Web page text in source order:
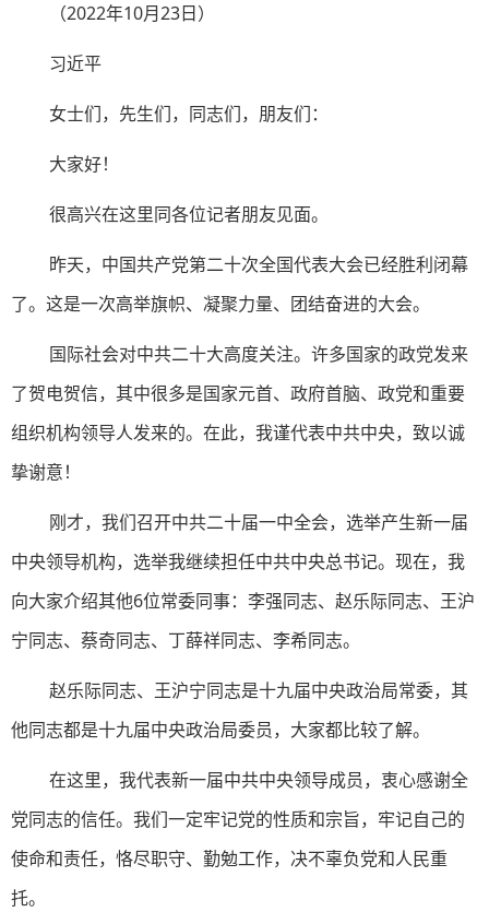
（2022年10月23日）
习近平
女士们，先生们，同志们，朋友们：
大家好！
很高兴在这里同各位记者朋友见面。
昨天，中国共产党第二十次全国代表大会已经胜利闭幕
了。这是一次高举旗帜、凝聚力量、团结奋进的大会。
国际社会对中共二十大高度关注。许多国家的政党发来
了贺电贺信，其中很多是国家元首、政府首脑、政党和重要
组织机构领导人发来的。在此，我谨代表中共中央，致以诚
挚谢意！
刚才，我们召开中共二十届一中全会，选举产生新一届
中央领导机构，选举我继续担任中共中央总书记。现在，我
向大家介绍其他6位常委同事：李强同志、赵乐际同志、王沪
宁同志、蔡奇同志、丁薛祥同志、李希同志。
赵乐际同志、王沪宁同志是十九届中央政治局常委，其
他同志都是十九届中央政治局委员，大家都比较了解。
在这里，我代表新一届中共中央领导成员，衷心感谢全
党同志的信任。我们一定牢记党的性质和宗旨，牢记自己的
使命和责任，恪尽职守、勤勉工作，决不辜负党和人民重
托。